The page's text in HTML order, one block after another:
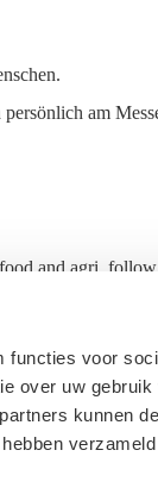
functies voor
over uw gebruik
kunnen
am
and agri,